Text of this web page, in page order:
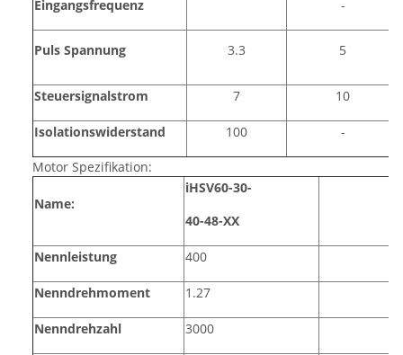
Eingangsfrequenz -
Puls Spannung 3.3 5
Steuersignalstrom 7 10
Isolationswiderstand 100 -
Motor Spezifikation:
Name:
iHSV60-30-
40-48-XX
Nennleistung 400
Nenndrehmoment 1.27
Nenndrehzahl 3000